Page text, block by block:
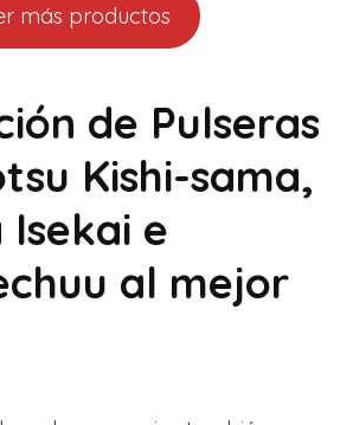
más productos
de Pulseras
Kishi-sama,
Isekai e
al mejor